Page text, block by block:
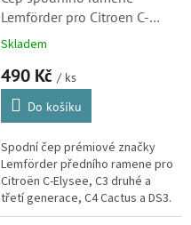
Lemförder pro Citroen C-
Elysee a C3 II, C3 III, C4
Skladem
490 Kč / ks
Do košíku
Spodní čep prémiové značky
Lemförder předního ramene pro
Citroën C-Elysee, C3 druhé a
třetí generace, C4 Cactus a DS3.
(Peugeot 208, 301 a 2008, Opel